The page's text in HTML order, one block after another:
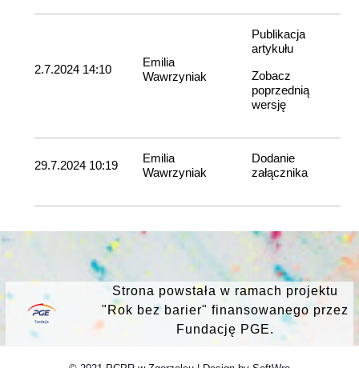
2.7.2024 14:10
Emilia
Wawrzyniak
Publikacja
artykułu
Zobacz
poprzednią
wersję
29.7.2024 10:19
Emilia
Wawrzyniak
Dodanie
załącznika
Strona powstała w ramach projektu
"Rok bez barier" finansowanego przez
Fundację PGE.